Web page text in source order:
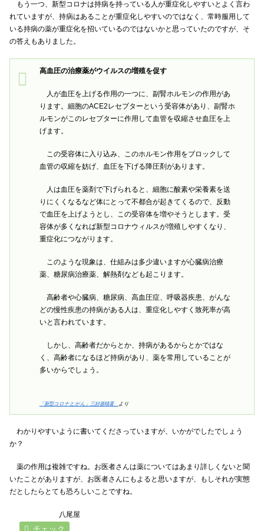
もう一つ、新型コロナは持病を持っている人が重症化しやすいとよく言わ
れていますが、持病はあることが重症化しやすいのではなく、常時服用して
いる持病の薬が重症化を招いているのではないかと思っていたのですが、そ
の答えもありました。
高血圧の治療薬がウイルスの増殖を促す
人が血圧を上げる作用の一つに、副腎ホルモンの作用があ
ります。細胞のACE2レセプターという受容体があり、副腎ホ
ルモンがこのレセプターに作用して血管を収縮させ血圧を上
げます。
この受容体に入り込み、このホルモン作用をブロックして
血管の収縮を妨げ、血圧を下げる降圧剤があります。
人は血圧を薬剤で下げられると、細胞に酸素や栄養素を送
りにくくなるなど体にとって不都合が起きてくるので、反動
で血圧を上げようとし、この受容体を増やそうとします。受
容体が多くなれば新型コロナウィルスが増殖しやすくなり、
重症化につながります。
このような現象は、仕組みは多少違いますが心臓病治療
薬、糖尿病治療薬、解熱剤なども起こります。
高齢者や心臓病、糖尿病、高血圧症、呼吸器疾患、がんな
どの慢性疾患の持病がある人は、重症化しやすく致死率が高
いと言われています。
しかし、高齢者だからとか、持病があるからとかではな
く、高齢者になるほど持病があり、薬を常用していることが
多いからでしょう。
「新型コロナとがん」三好基晴著 より
わかりやすいように書いてくださっていますが、いかがでしたでしょう
か？
薬の作用は複雑ですね。お医者さんは薬についてはあまり詳しくないと聞
いたことがありますが、お医者さんにもよると思いますが、もしそれが実態
だとしたらとても恐ろしいことですね。
八尾屋